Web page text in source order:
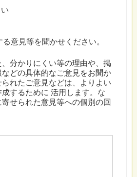
意見等を聞かせください。
分かりにくい等の理由や、掲
どの具体的なご意見をお聞か
れたご意見などは、よりよい
するために 活用します。な
せられた意見等への個別の回